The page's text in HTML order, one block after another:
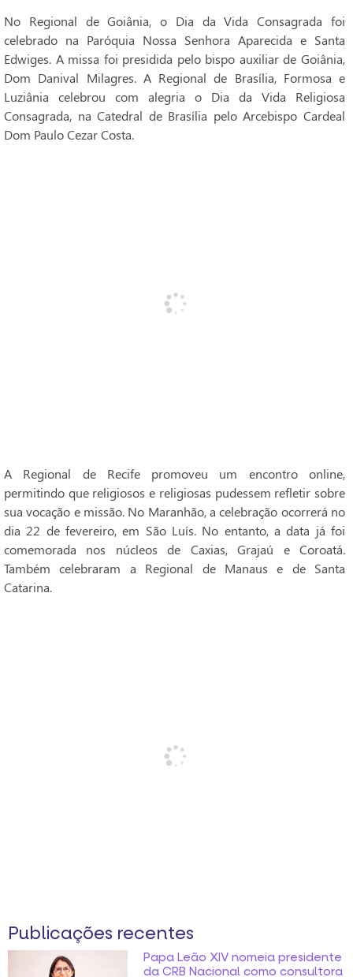
No Regional de Goiânia, o Dia da Vida Consagrada foi
celebrado na Paróquia Nossa Senhora Aparecida e Santa
Edwiges. A missa foi presidida pelo bispo auxiliar de Goiânia,
Dom Danival Milagres. A Regional de Brasília, Formosa e
Luziânia celebrou com alegria o Dia da Vida Religiosa
Consagrada, na Catedral de Brasília pelo Arcebispo Cardeal
Dom Paulo Cezar Costa.
A Regional de Recife promoveu um encontro online,
permitindo que religiosos e religiosas pudessem refletir sobre
sua vocação e missão. No Maranhão, a celebração ocorrerá no
dia 22 de fevereiro, em São Luís. No entanto, a data já foi
comemorada nos núcleos de Caxias, Grajaú e Coroatá.
Também celebraram a Regional de Manaus e de Santa
Catarina.
Publicações recentes
Papa Leão XIV nomeia presidente
da CRB Nacional como consultora